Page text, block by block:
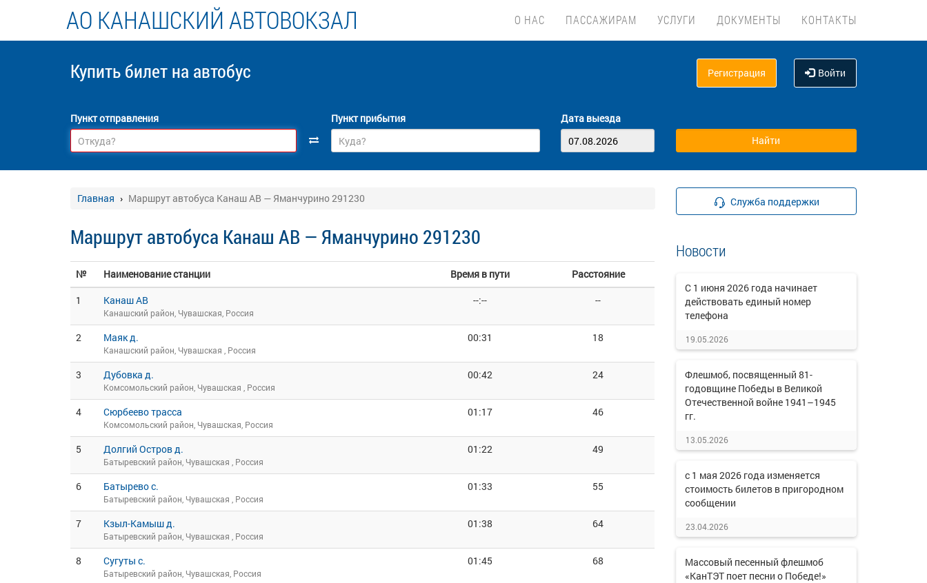
АО КАНАШСКИЙ АВТОВОКЗАЛ О НАС ПАССАЖИРАМ УСЛУГИ ДОКУМЕНТЫ КОНТАКТЫ
Купить билет на автобус Регистрация Войти
Пункт отправления Пункт прибытия Дата выезда
Главная Маршрут автобуса Канаш АВ — Яманчурино 291230
Маршрут автобуса Канаш АВ — Яманчурино 291230
№ Наименование станции Время в пути
Расстояние
1
Канаш АВ
Канашский район, Чувашская, Россия
--:-- --
2 Маяк д.
Канашский район, Чувашская , Россия
00:31 18
3 Дубовка д.
Комсомольский район, Чувашская , Россия
00:42 24
4 Сюрбеево трасса
Комсомольский район, Чувашская, Россия
01:17 46
5 Долгий Остров д.
Батыревский район, Чувашская , Россия
01:22 49
6 Батырево с.
Батыревский район, Чувашская , Россия
01:33 55
7 Кзыл-Камыш д.
Батыревский район, Чувашская , Россия
01:38 64
8 Сугуты с.
Батыревский район, Чувашская, Россия
01:45 68
Служба поддержки
Новости
C 1 июня 2026 года начинает
действовать единый номер
телефона
19.05.2026
Флешмоб, посвященный 81-
годовщине Победы в Великой
Отечественной войне 1941–1945
гг.
13.05.2026
с 1 мая 2026 года изменяется
стоимость билетов в пригородном
сообщении
23.04.2026
Массовый песенный флешмоб
«КанТЭТ поет песни о Победе!»